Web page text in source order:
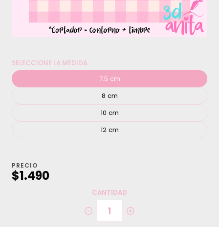
SELECCIONE LA MEDIDA
7.5 cm
8 cm
10 cm
12 cm
PRECIO
$1.490
CANTIDAD